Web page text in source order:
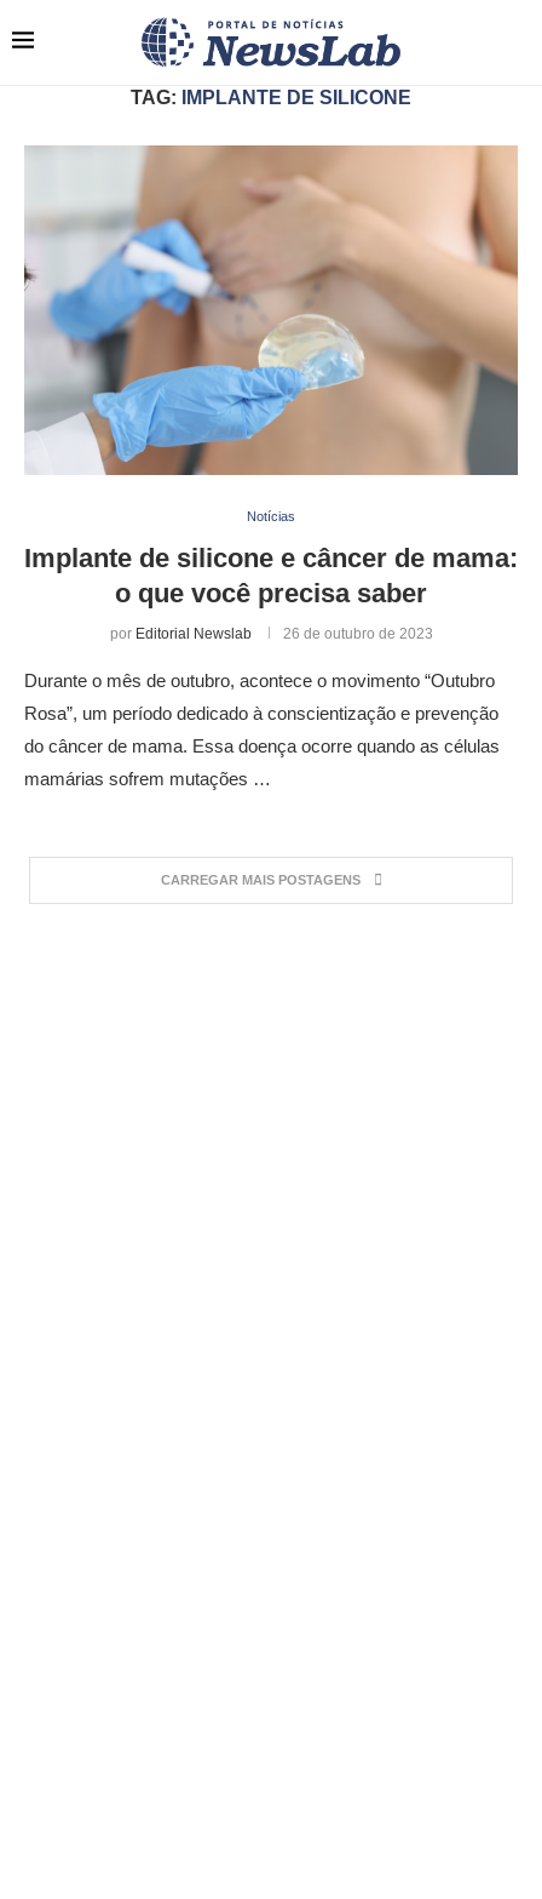
TAG: IMPLANTE DE SILICONE
Notícias
Implante de silicone e câncer de mama:
o que você precisa saber
por Editorial Newslab 26 de outubro de 2023
Durante o mês de outubro, acontece o movimento “Outubro
Rosa”, um período dedicado à conscientização e prevenção
do câncer de mama. Essa doença ocorre quando as células
mamárias sofrem mutações …
CARREGAR MAIS POSTAGENS